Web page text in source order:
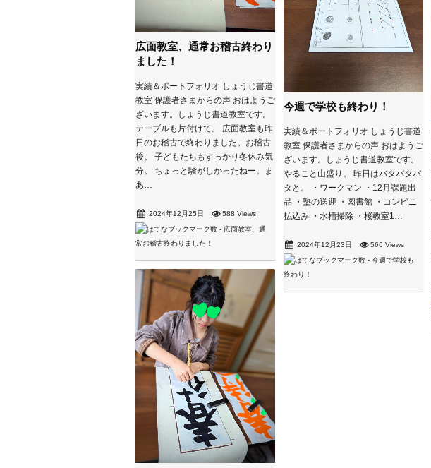
広面教室、通常お稽古終わり
ました！
実績＆ポートフォリオ しょうじ書道
教室 保護者さまからの声 おはようご
ざいます。しょうじ書道教室です。
テーブルも片付けて。 広面教室も昨
日のお稽古で終わりました。お稽古
後。 子どもたちもすっかり冬休み気
分。 ちょっと騒がしかったねー。ま
あ…
2024年12月25日 588 Views
今週で学校も終わり！
実績＆ポートフォリオ しょうじ書道
教室 保護者さまからの声 おはようご
ざいます。しょうじ書道教室です。
やること山盛り。 昨日はバタバタバ
タと。 ・ワークマン ・12月課題出
品 ・塾の送迎 ・図書館 ・コンビニ
払込み ・水槽掃除 ・桜教室1…
2024年12月23日 566 Views